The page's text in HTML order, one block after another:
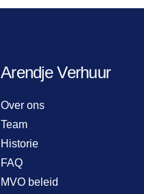
Arendje Verhuur
Over ons
Team
Historie
FAQ
MVO beleid